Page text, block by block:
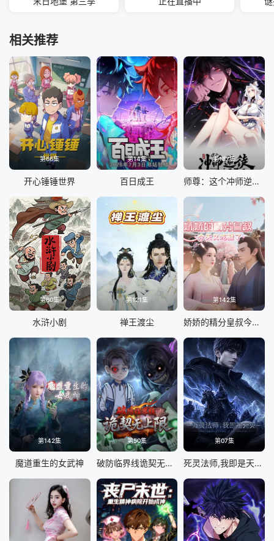
相关推荐
第66集
开心锤锤世界
第14集
百日成王
第187集
师尊：这个冲师逆徒才不是圣子 动态漫画
第60集
水浒小剧
第121集
禅王渡尘
第142集
娇娇的精分皇叔今天又吃醋了
第142集
魔道重生的女武神
第50集
破防临界线诡契无上限
第07集
死灵法师,我即是天灾(2026)